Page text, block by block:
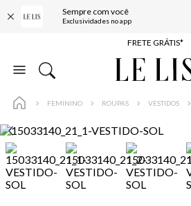
Sempre com você
Exclusividades no appENTREGA EXPRESSA*
FRETE GRÁTIS*
BAIXE O APP
FEMININO ROUPAS VESTIDOS